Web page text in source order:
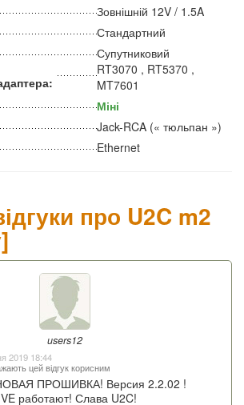
Зовнішній 12V / 1.5A
Стандартний
Супутниковий
RT3070 , RT5370 ,
MT7601
Міні
Jack-RCA (« тюльпан »)
Ethernet
про U2C m2
users12
2019 18:44
цей відгук корисним
ПРОШИВКА! Версия 2.2.02 !
работают! Слава U2C!